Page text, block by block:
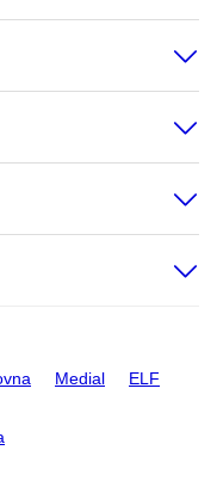
Medial ELF